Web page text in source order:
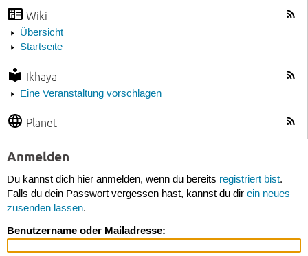
Wiki
Übersicht
Startseite
Ikhaya
Eine Veranstaltung vorschlagen
Planet
Anmelden
Du kannst dich hier anmelden, wenn du bereits registriert bist.
Falls du dein Passwort vergessen hast, kannst du dir ein neues
zusenden lassen.
Benutzername oder Mailadresse: